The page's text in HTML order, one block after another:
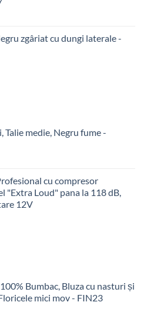
zgâriat cu dungi laterale -
Talie medie, Negru fume -
cu compresor
"Extra Loud" pana la 118 dB,
12V
Bumbac, Bluza cu nasturi și
mici mov - FIN23